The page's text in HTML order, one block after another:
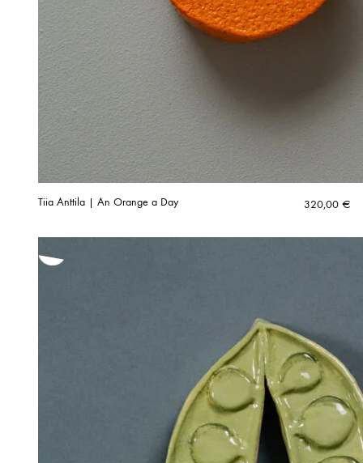
Tiia Anttila | An Orange a Day 320,00 €